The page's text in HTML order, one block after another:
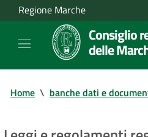
Regione Marche
Consiglio
delle
Home \ banche dati e